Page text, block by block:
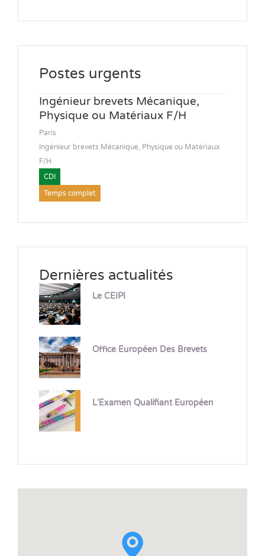
Postes urgents
Ingénieur brevets Mécanique,
Physique ou Matériaux F/H
Paris
Ingénieur brevets Mécanique, Physique ou Matériaux
F/H
CDI
Temps complet
Dernières actualités
Le CEIPI
Office Européen Des Brevets
L’Examen Qualifiant Européen